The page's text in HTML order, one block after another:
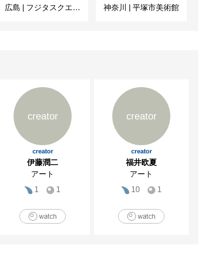
広島
フジタスクエアまるくる大野
神奈川
平塚市美術館
creator
creator
伊藤潤二
アート
1
1
creator
creator
福井欧夏
アート
10
1